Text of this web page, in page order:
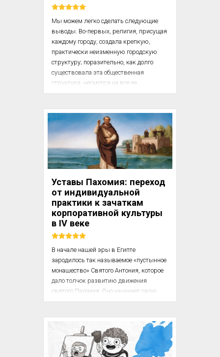
Мы можем легко сделать следующие
выводы. Во-первых, религия, присущая
каждому городу, создала крепкую,
практически неизменную городскую
структуру; поразительно, как долго
существовала эта общественная
структура, несмотря на все ее
недостатки. Во-вторых, на протяжении
невозможным создание другой
социальной структуры, кроме города.
В соответствии с требованиями религии
каждый город был независимым. У
каждого города были свои законы,
религия, а законы вытекали из религии.
Каждый город имел...
Уставы Пахомия: переход
от индивидуальной
практики к зачаткам
корпоративной культуры
в IV веке
В начале нашей эры в Египте
зародилось так называемое «пустынное
монашество» Святого Антония, которое
дало толчок развитию движения
святого Пахомия. Оно начинает свою
историю в древней Византии с
Нила в 323 году н. э. (сегодня –
территория Судана). Тавена служила
сборным пунктом монахов и монахинь
набирающего известность движения.